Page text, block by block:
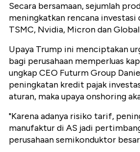
Secara bersamaan, sejumlah
meningkatkan rencana investasi
TSMC, Nvidia, Micron dan
Upaya Trump ini menciptakan
bagi perusahaan memperluas
ungkap CEO Futurm Group
peningkatan kredit pajak
aturan, maka upaya onshoring
"Karena adanya risiko tarif,
manufaktur di AS jadi
perusahaan semikonduktor